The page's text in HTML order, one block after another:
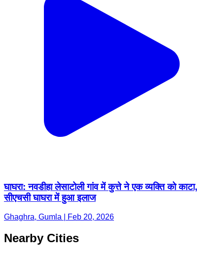
घाघरा: नवडीहा लेसाटोली गांव में कुत्ते ने एक व्यक्ति को काटा,
सीएचसी घाघरा में हुआ इलाज
Ghaghra, Gumla | Feb 20, 2026
Nearby Cities